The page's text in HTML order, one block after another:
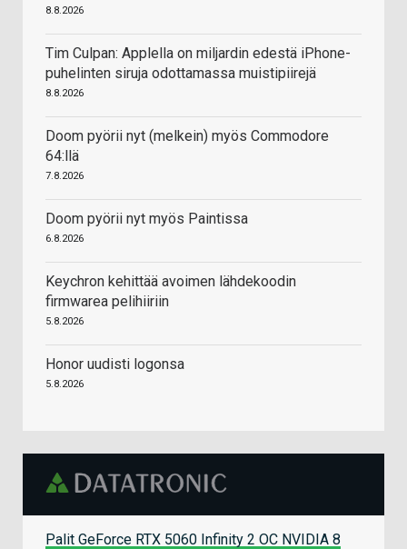
8.8.2026
Tim Culpan: Applella on miljardin edestä iPhone-
puhelinten siruja odottamassa muistipiirejä
8.8.2026
Doom pyörii nyt (melkein) myös Commodore
64:llä
7.8.2026
Doom pyörii nyt myös Paintissa
6.8.2026
Keychron kehittää avoimen lähdekoodin
firmwarea pelihiiriin
5.8.2026
Honor uudisti logonsa
5.8.2026
Palit GeForce RTX 5060 Infinity 2 OC NVIDIA 8